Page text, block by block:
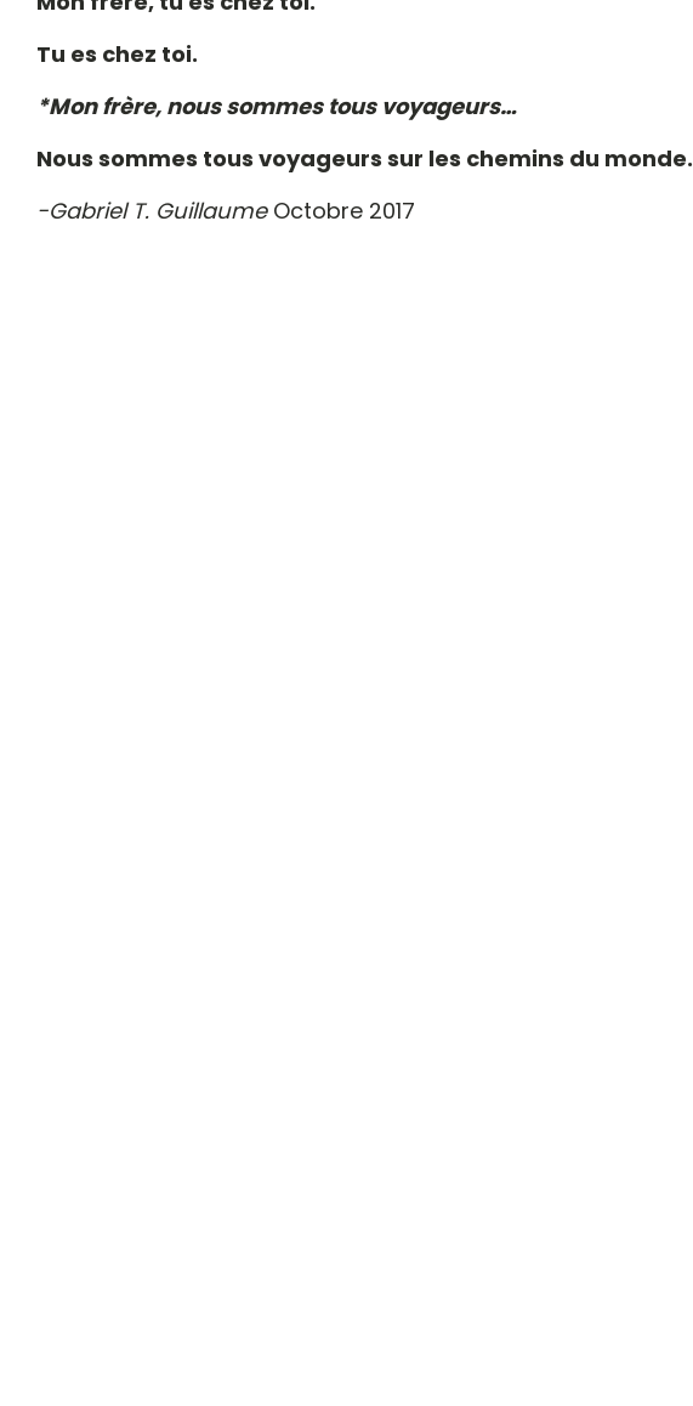
Tu es chez toi.
*Mon frère, nous sommes tous voyageurs…
Nous sommes tous voyageurs sur les chemins du monde.
-Gabriel T. GuillaumeOctobre 2017